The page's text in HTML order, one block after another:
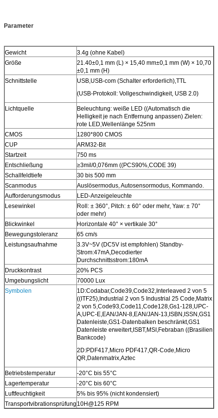
Parameter
Gewicht
3.4g (ohne Kabel)
Größe
21.40±0,1 mm (L) × 15,40 mm±0,1 mm (W) × 10,70
±0,1 mm (H)
Schnittstelle
USB,USB-com (Schalter erforderlich),TTL
(USB-Protokoll: Vollgeschwindigkeit, USB 2.0)
Lichtquelle
Beleuchtung: weiße LED ((Automatisch die
Helligkeit je nach Entfernung anpassen) Zielen:
rote LED,Wellenlänge 525nm
CMOS
1280*800 CMOS
CUP
ARM32-Bit
Startzeit
750 ms
Entschließung
≥3mil/0,076mm ((PCS90%,CODE 39)
Schallfeldtiefe
30 bis 500 mm
Scanmodus
Auslösermodus, Autosensormodus, Kommando.
Aufforderungsmodus
LED-Anzeigeleuchte
Lesewinkel
Roll: ± 360°, Pitch: ± 60° oder mehr, Yaw: ± 70°
oder mehr)
Blickwinkel
Horizontale 40° × vertikale 30°
Bewegungstoleranz
65 cm/s
Leistungsaufnahme
3.3V~5V (DC5V ist empfohlen) Standby-
Strom:47mA,Decodierter
Durchschnittsstrom:180mA
Druckkontrast
20% PCS
Umgebungslicht
70000 Lux
Symbolen
1D:Codabar,Code39,Code32,Interleaved 2 von 5
((ITF25),Industrial 2 von 5 Industrial 25 Code,Matrix
2 von 5,Code93,Code11,Code128,Gs1-128,UPC-
A,UPC-E,EAN/JAN-8,EAN/JAN-13,ISBN,ISSN,GS1
Datenleiste,GS1-Datenbalken beschränkt,GS1
Datenleiste erweitert,ISBT,MSI,Febraban ((Brasilien
Bankcode)
2D:PDF417,Micro PDF417,QR-Code,Micro
QR,Datenmatrix,Aztec
Betriebstemperatur
-20°C bis 55°C
Lagertemperatur
-20°C bis 60°C
Luftfeuchtigkeit
5% bis 95% (nicht kondensiert)
Transportvibrationsprüfung 10H@125 RPM